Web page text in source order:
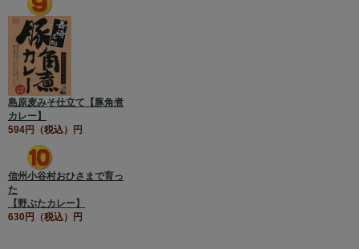
島原麦みそ仕立て【豚角煮
カレー】
594円（税込）円
信州小谷村おひさまで育っ
た
【野ぶたカレー】
630円（税込）円